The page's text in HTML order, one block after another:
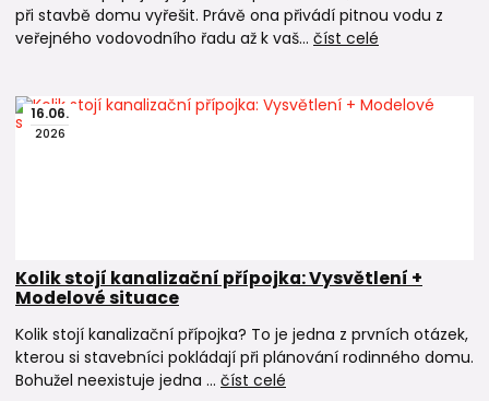
při stavbě domu vyřešit. Právě ona přivádí pitnou vodu z
veřejného vodovodního řadu až k vaš... číst celé
16.06.
2026
Kolik stojí kanalizační přípojka: Vysvětlení +
Modelové situace
Kolik stojí kanalizační přípojka? To je jedna z prvních otázek,
kterou si stavebníci pokládají při plánování rodinného domu.
Bohužel neexistuje jedna ... číst celé